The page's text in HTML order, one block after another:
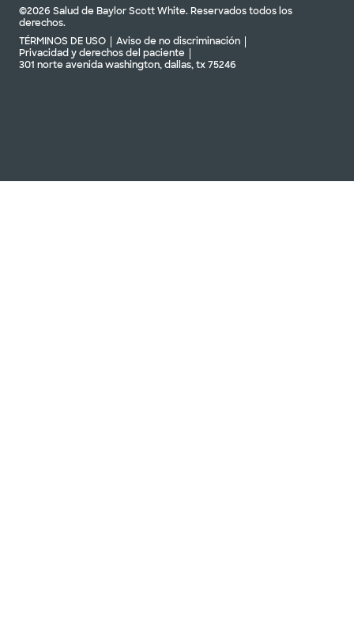
©2026 Salud de Baylor Scott White. Reservados todos los
derechos.
TÉRMINOS DE USO
Aviso de no discriminación
Privacidad y derechos del paciente
301 norte avenida washington, dallas, tx 75246